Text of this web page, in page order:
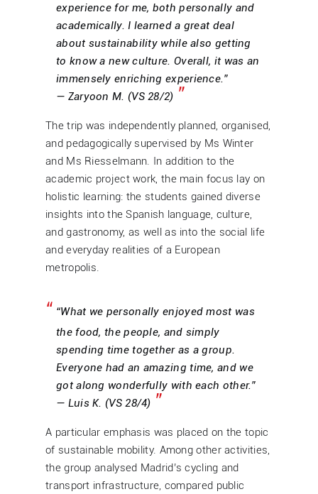
experience for me, both personally and
academically. I learned a great deal
about sustainability while also getting
to know a new culture. Overall, it was an
immensely enriching experience.”
— Zaryoon M. (VS 28/2)
The trip was independently planned, organised,
and pedagogically supervised by Ms Winter
and Ms Riesselmann. In addition to the
academic project work, the main focus lay on
holistic learning: the students gained diverse
insights into the Spanish language, culture,
and gastronomy, as well as into the social life
and everyday realities of a European
metropolis.
“What we personally enjoyed most was
the food, the people, and simply
spending time together as a group.
Everyone had an amazing time, and we
got along wonderfully with each other.”
— Luis K. (VS 28/4)
A particular emphasis was placed on the topic
of sustainable mobility. Among other activities,
the group analysed Madrid’s cycling and
transport infrastructure, compared public